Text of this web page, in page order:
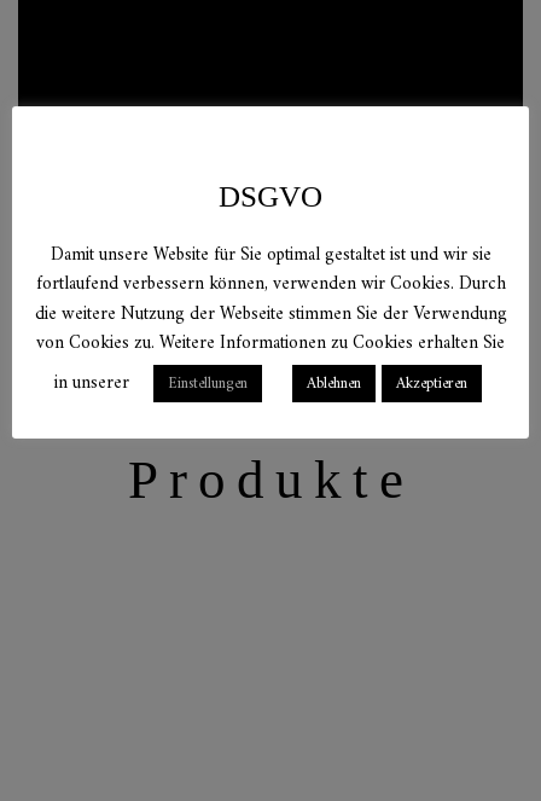
Verwandte
Produkte
DSGVO
Damit unsere Website für Sie optimal gestaltet ist und wir sie
fortlaufend verbessern können, verwenden wir Cookies. Durch
die weitere Nutzung der Webseite stimmen Sie der Verwendung
von Cookies zu. Weitere Informationen zu Cookies erhalten Sie
in unserer
Einstellungen Ablehnen Akzeptieren